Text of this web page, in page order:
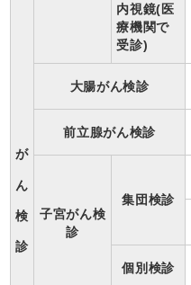
が
ん
検
診
内視鏡(医
療機関で
受診)
大腸がん検診
前立腺がん検診
子宮がん検
診
集団検診
個別検診